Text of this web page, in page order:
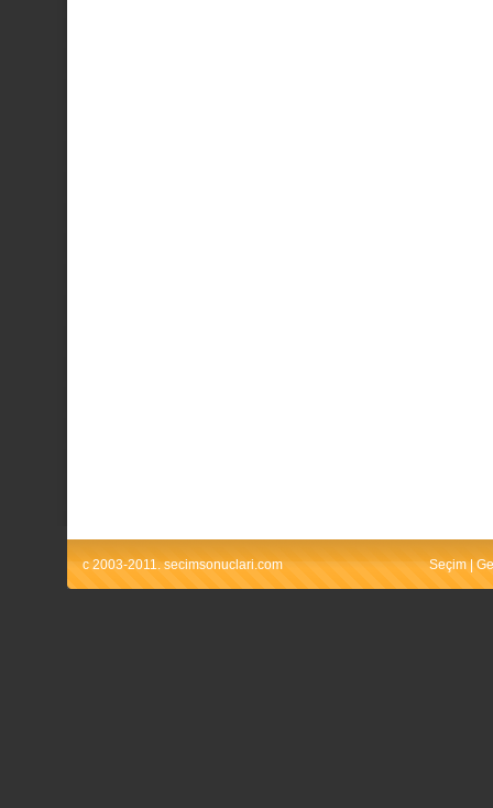
c 2003-2011. secimsonuclari.com Seçim